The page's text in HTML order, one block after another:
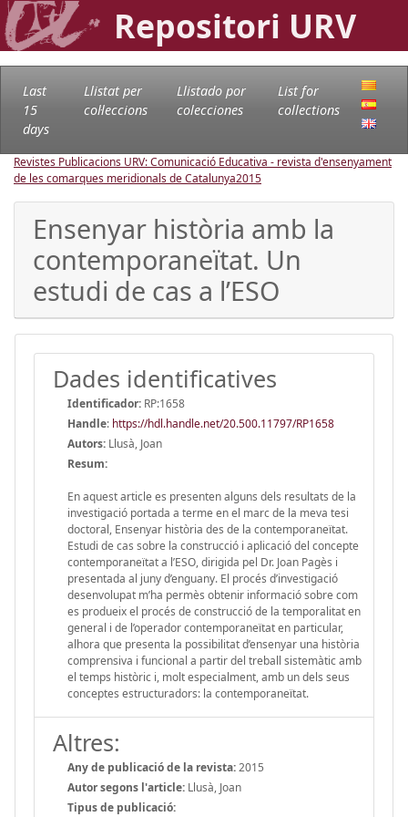
Repositori URV
Last
15
days
Llistat per
col·leccions
Llistado por
colecciones
List for
collections
Revistes Publicacions URV: Comunicació Educativa - revista d'ensenyament
de les comarques meridionals de Catalunya2015
Ensenyar història amb la
contemporaneïtat. Un
estudi de cas a l’ESO
Dades identificatives
Identificador: RP:1658
Handle: https://hdl.handle.net/20.500.11797/RP1658
Autors: Llusà, Joan
Resum:
En aquest article es presenten alguns dels resultats de la
investigació portada a terme en el marc de la meva tesi
doctoral, Ensenyar història des de la contemporaneïtat.
Estudi de cas sobre la construcció i aplicació del concepte
contemporaneïtat a l’ESO, dirigida pel Dr. Joan Pagès i
presentada al juny d’enguany. El procés d’investigació
desenvolupat m’ha permès obtenir informació sobre com
es produeix el procés de construcció de la temporalitat en
general i de l’operador contemporaneïtat en particular,
alhora que presenta la possibilitat d’ensenyar una història
comprensiva i funcional a partir del treball sistemàtic amb
el temps històric i, molt especialment, amb un dels seus
conceptes estructuradors: la contemporaneïtat.
Altres:
Any de publicació de la revista:2015
Autor segons l'article: Llusà, Joan
Tipus de publicació: